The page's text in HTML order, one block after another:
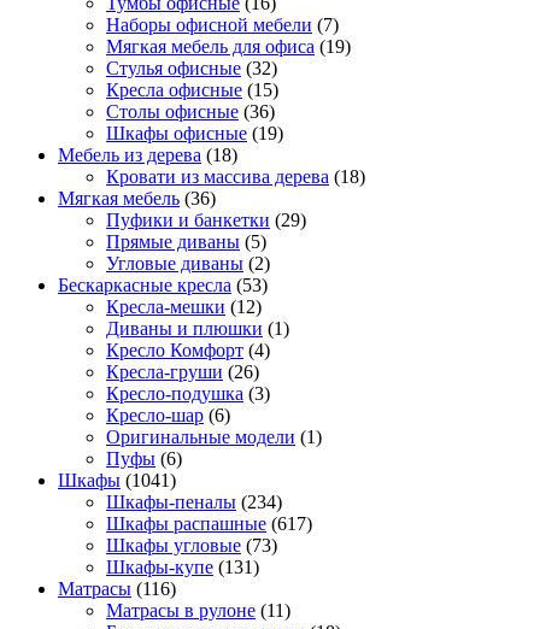
Наборы офисной мебели (7)
Мягкая мебель для офиса (19)
Стулья офисные (32)
Кресла офисные (15)
Столы офисные (36)
Шкафы офисные (19)
Мебель из дерева (18)
Кровати из массива дерева (18)
Мягкая мебель (36)
Пуфики и банкетки (29)
Прямые диваны (5)
Угловые диваны (2)
Бескаркасные кресла (53)
Кресла-мешки (12)
Диваны и плюшки (1)
Кресло Комфорт (4)
Кресла-груши (26)
Кресло-подушка (3)
Кресло-шар (6)
Оригинальные модели (1)
Пуфы (6)
Шкафы (1041)
Шкафы-пеналы (234)
Шкафы распашные (617)
Шкафы угловые (73)
Шкафы-купе (131)
Матрасы (116)
Матрасы в рулоне (11)